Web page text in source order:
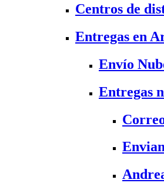
Centros de
Entregas en
Envío
Entregas